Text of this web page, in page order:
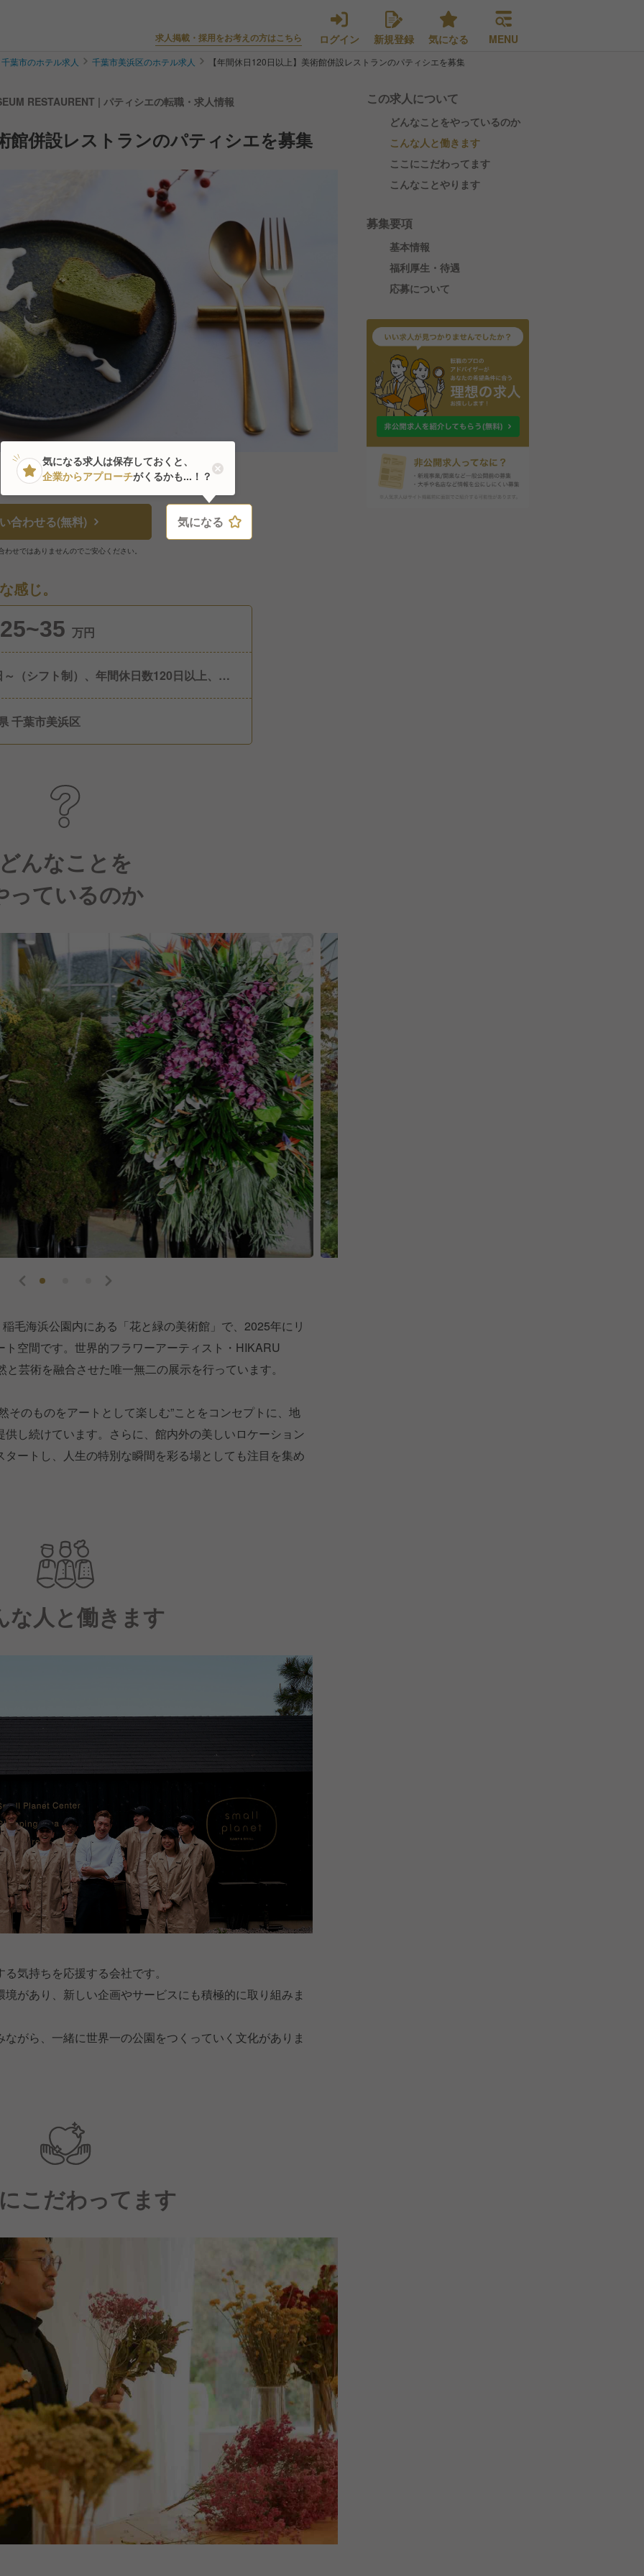
求人掲載・採用をお考えの方はこちら ログイン 新規登録 気になる MENU
千葉市のホテル求人 千葉市美浜区のホテル求人 【年間休日120日以上】美術館併設レストランのパティシエを募集
RESTAURENT | パティシエの転職・求人情報
館併設レストランのパティシエを募集
合わせる(無料) 気になる
せではありませんのでご安心ください。
感じ。
25~35 万円
～（シフト制）、年間休日数120日以上、有
千葉市美浜区
んなことを
っているのか
毛海浜公園内にある「花と緑の美術館」で、2025年にリ
空間です。世界的フラワーアーティスト・HIKARU
芸術を融合させた唯一無二の展示を行っています。
そのものをアートとして楽しむ”ことをコンセプトに、地
し続けています。さらに、館内外の美しいロケーション
ートし、人生の特別な瞬間を彩る場としても注目を集め
な人と働きます
気持ちを応援する会社です。
があり、新しい企画やサービスにも積極的に取り組みま
がら、一緒に世界一の公園をつくっていく文化がありま
こだわってます
この求人について
どんなことをやっているのか
こんな人と働きます
ここにこだわってます
こんなことやります
募集要項
基本情報
福利厚生・待遇
応募について
気になる
気になる求人は保存しておくと、
企業からアプローチがくるかも...！？